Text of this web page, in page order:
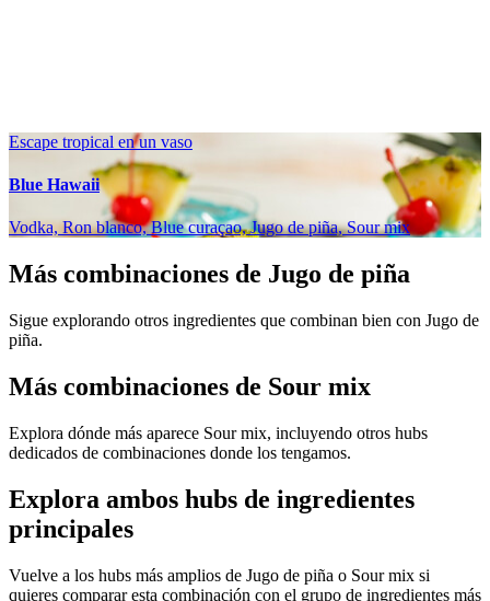
Escape tropical en un vaso
Blue Hawaii
Vodka, Ron blanco, Blue curaçao, Jugo de piña, Sour mix
Más combinaciones de Jugo de piña
Sigue explorando otros ingredientes que combinan bien con Jugo de
piña.
Más combinaciones de Sour mix
Explora dónde más aparece Sour mix, incluyendo otros hubs
dedicados de combinaciones donde los tengamos.
Explora ambos hubs de ingredientes
principales
Vuelve a los hubs más amplios de Jugo de piña o Sour mix si
quieres comparar esta combinación con el grupo de ingredientes más